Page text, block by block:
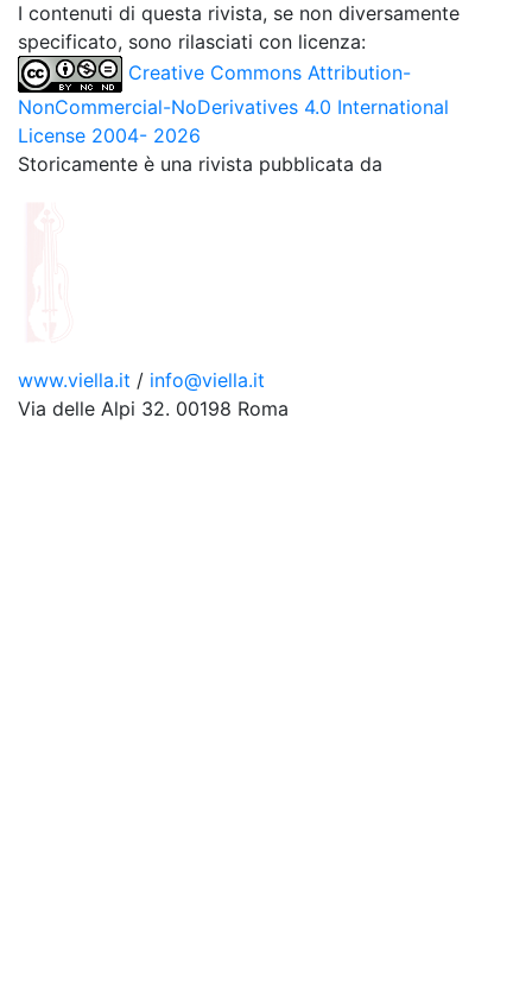
I contenuti di questa rivista, se non diversamente
specificato, sono rilasciati con licenza:
Creative Commons Attribution-
NonCommercial-NoDerivatives 4.0 International
License 2004- 2026
Storicamente è una rivista pubblicata da
www.viella.it / info@viella.it
Via delle Alpi 32. 00198 Roma